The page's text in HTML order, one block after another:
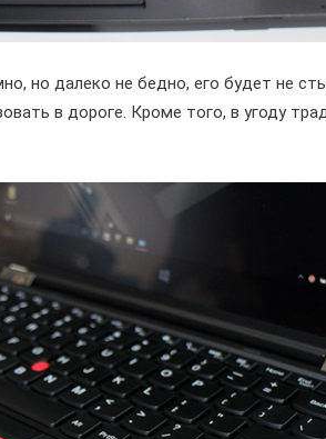
но далеко не бедно, его будет не
в дороге. Кроме того, в угоду